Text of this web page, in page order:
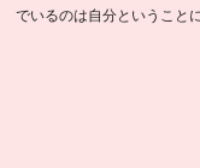
でいるのは自分ということ